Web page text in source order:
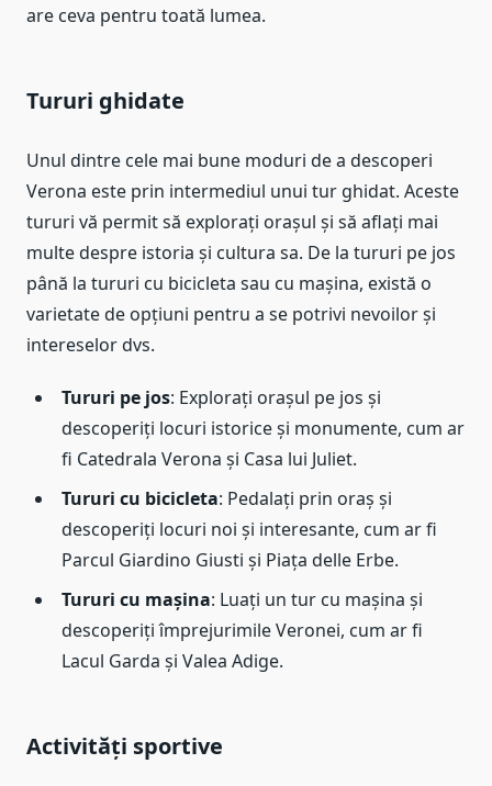
are ceva pentru toată lumea.
Tururi ghidate
Unul dintre cele mai bune moduri de a descoperi
Verona este prin intermediul unui tur ghidat. Aceste
tururi vă permit să explorați orașul și să aflați mai
multe despre istoria și cultura sa. De la tururi pe jos
până la tururi cu bicicleta sau cu mașina, există o
varietate de opțiuni pentru a se potrivi nevoilor și
intereselor dvs.
Tururi pe jos: Explorați orașul pe jos și
descoperiți locuri istorice și monumente, cum ar
fi Catedrala Verona și Casa lui Juliet.
Tururi cu bicicleta: Pedalați prin oraș și
descoperiți locuri noi și interesante, cum ar fi
Parcul Giardino Giusti și Piața delle Erbe.
Tururi cu mașina: Luați un tur cu mașina și
descoperiți împrejurimile Veronei, cum ar fi
Lacul Garda și Valea Adige.
Activități sportive